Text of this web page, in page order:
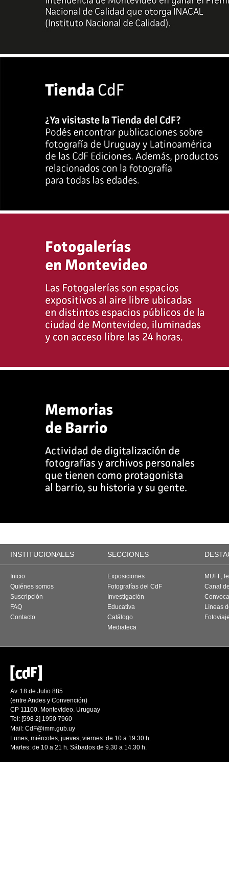
INSTITUCIONALES SECCIONES
Inicio
Quiénes somos
Suscripción
FAQ
Contacto
Exposiciones
Fotografías del CdF
Investigación
Educativa
Catálogo
Mediateca
MUFF,
Canal
Líneas
Av. 18 de Julio 885
(entre Andes y Convención)
CP 11100. Montevideo. Uruguay
Tel: [598 2] 1950 7960
Mail: CdF@imm.gub.uy
Lunes, miércoles, jueves, viernes: de 10 a 19.30 h.
Martes: de 10 a 21 h. Sábados de 9.30 a 14.30 h.